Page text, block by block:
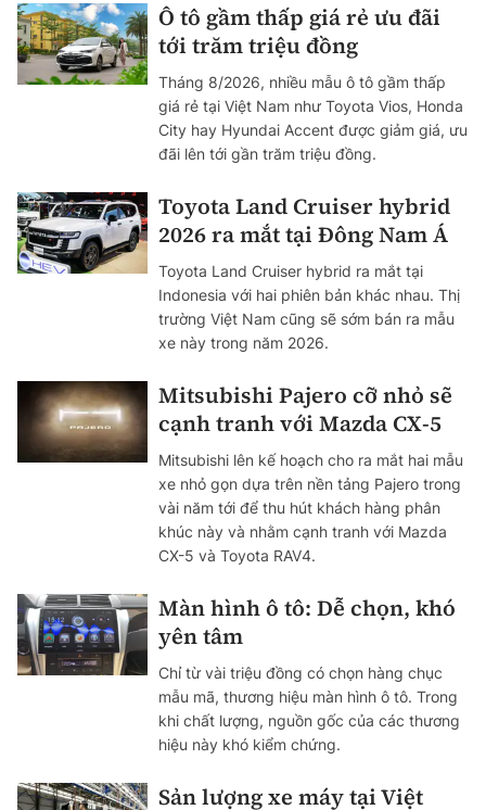
Ô tô gầm thấp giá rẻ ưu đãi
tới trăm triệu đồng
Tháng 8/2026, nhiều mẫu ô tô gầm thấp
giá rẻ tại Việt Nam như Toyota Vios, Honda
City hay Hyundai Accent được giảm giá, ưu
đãi lên tới gần trăm triệu đồng.
Toyota Land Cruiser hybrid
2026 ra mắt tại Đông Nam Á
Toyota Land Cruiser hybrid ra mắt tại
Indonesia với hai phiên bản khác nhau. Thị
trường Việt Nam cũng sẽ sớm bán ra mẫu
xe này trong năm 2026.
Mitsubishi Pajero cỡ nhỏ sẽ
cạnh tranh với Mazda CX-5
Mitsubishi lên kế hoạch cho ra mắt hai mẫu
xe nhỏ gọn dựa trên nền tảng Pajero trong
vài năm tới để thu hút khách hàng phân
khúc này và nhằm cạnh tranh với Mazda
CX-5 và Toyota RAV4.
Màn hình ô tô: Dễ chọn, khó
yên tâm
Chỉ từ vài triệu đồng có chọn hàng chục
mẫu mã, thương hiệu màn hình ô tô. Trong
khi chất lượng, nguồn gốc của các thương
hiệu này khó kiểm chứng.
Sản lượng xe máy tại Việt